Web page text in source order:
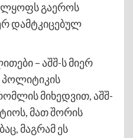
გაეროს
დამტკიცებულ
– აშშ-ს მიერ
პოლიტიკის
მიხედვით, აშშ-
მათ შორის
მაგრამ ეს